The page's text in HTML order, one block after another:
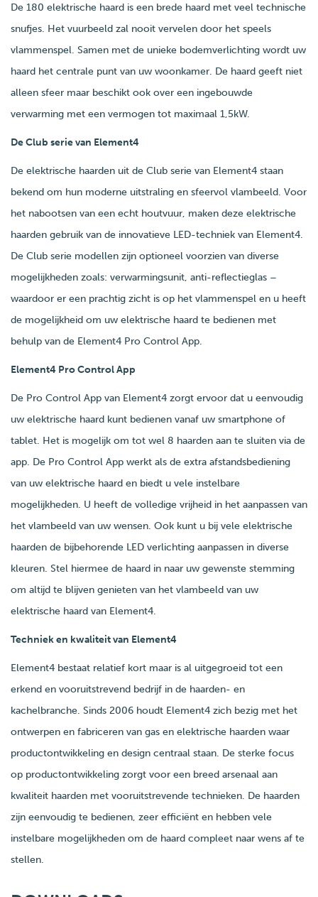
De 180 elektrische haard is een brede haard met veel technische
snufjes. Het vuurbeeld zal nooit vervelen door het speels
vlammenspel. Samen met de unieke bodemverlichting wordt uw
haard het centrale punt van uw woonkamer. De haard geeft niet
alleen sfeer maar beschikt ook over een ingebouwde
verwarming met een vermogen tot maximaal 1,5kW.
De Club serie van Element4
De elektrische haarden uit de Club serie van Element4 staan
bekend om hun moderne uitstraling en sfeervol vlambeeld. Voor
het nabootsen van een echt houtvuur, maken deze elektrische
haarden gebruik van de innovatieve LED-techniek van Element4.
De Club serie modellen zijn optioneel voorzien van diverse
mogelijkheden zoals: verwarmingsunit, anti-reflectieglas –
waardoor er een prachtig zicht is op het vlammenspel en u heeft
de mogelijkheid om uw elektrische haard te bedienen met
behulp van de Element4 Pro Control App.
Element4 Pro Control App
De Pro Control App van Element4 zorgt ervoor dat u eenvoudig
uw elektrische haard kunt bedienen vanaf uw smartphone of
tablet. Het is mogelijk om tot wel 8 haarden aan te sluiten via de
app. De Pro Control App werkt als de extra afstandsbediening
van uw elektrische haard en biedt u vele instelbare
mogelijkheden. U heeft de volledige vrijheid in het aanpassen van
het vlambeeld van uw wensen. Ook kunt u bij vele elektrische
haarden de bijbehorende LED verlichting aanpassen in diverse
kleuren. Stel hiermee de haard in naar uw gewenste stemming
om altijd te blijven genieten van het vlambeeld van uw
elektrische haard van Element4.
Techniek en kwaliteit van Element4
Element4 bestaat relatief kort maar is al uitgegroeid tot een
erkend en vooruitstrevend bedrijf in de haarden- en
kachelbranche. Sinds 2006 houdt Element4 zich bezig met het
ontwerpen en fabriceren van gas en elektrische haarden waar
productontwikkeling en design centraal staan. De sterke focus
op productontwikkeling zorgt voor een breed arsenaal aan
kwaliteit haarden met vooruitstrevende technieken. De haarden
zijn eenvoudig te bedienen, zeer efficiënt en hebben vele
instelbare mogelijkheden om de haard compleet naar wens af te
stellen.